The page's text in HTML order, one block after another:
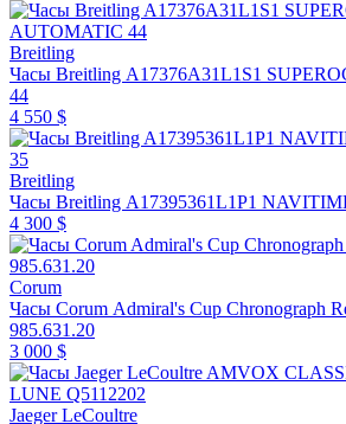
Breitling
Часы Breitling A17376A31L1S1
44
4 550 $
Breitling
Часы Breitling A17395361L1P1
4 300 $
Corum
Часы Corum Admiral's Cup Chronograph
985.631.20
3 000 $
Jaeger LeCoultre